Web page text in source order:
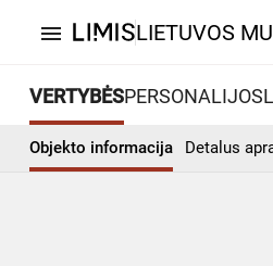
menu LIETUVOS
VERTYBĖSPERSONALIJOS
Objekto informacija Detalus